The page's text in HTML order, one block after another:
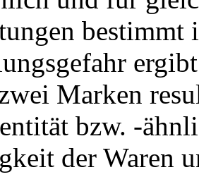
bestimmt
Marken
bzw. -
der Waren